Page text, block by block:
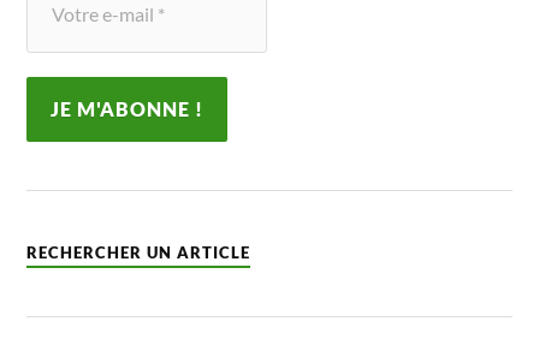
RECHERCHER UN ARTICLE